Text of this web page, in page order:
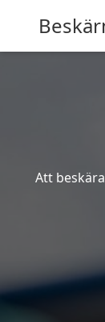
Att